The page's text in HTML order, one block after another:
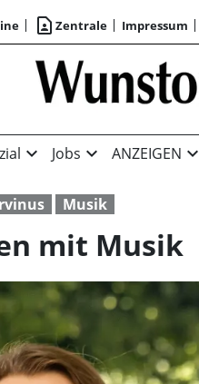
contact_page Zentrale Impressum
expand_more Jobs expand_more ANZEIGEN expand_more
Musik
mit Musik